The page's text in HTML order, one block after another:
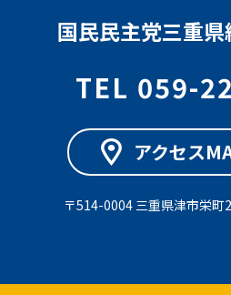
国民民主党三重
TEL 059-
アクセス
〒514-0004 三重県津市栄町